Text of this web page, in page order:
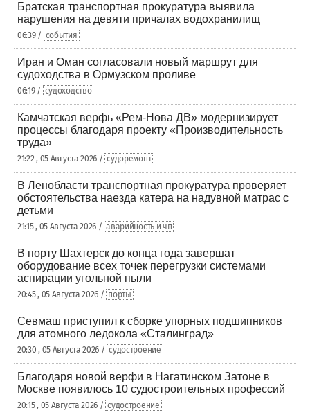
Братская транспортная прокуратура выявила
нарушения на девяти причалах водохранилищ
06:39 / события
Иран и Оман согласовали новый маршрут для
судоходства в Ормузском проливе
06:19 / судоходство
Камчатская верфь «Рем-Нова ДВ» модернизирует
процессы благодаря проекту «Производительность
труда»
21:22 , 05 Августа 2026 / судоремонт
В Ленобласти транспортная прокуратура проверяет
обстоятельства наезда катера на надувной матрас с
детьми
21:15 , 05 Августа 2026 / аварийность и чп
В порту Шахтерск до конца года завершат
оборудование всех точек перегрузки системами
аспирации угольной пыли
20:45 , 05 Августа 2026 / порты
Севмаш приступил к сборке упорных подшипников
для атомного ледокола «Сталинград»
20:30 , 05 Августа 2026 / судостроение
Благодаря новой верфи в Нагатинском Затоне в
Москве появилось 10 судостроительных профессий
20:15 , 05 Августа 2026 / судостроение